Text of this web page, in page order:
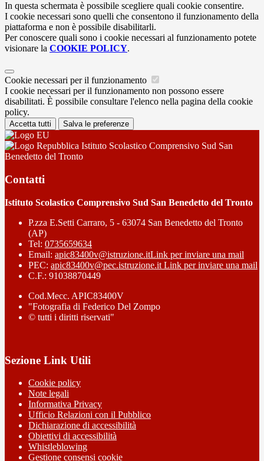
In questa schermata è possibile scegliere quali cookie consentire.
I cookie necessari sono quelli che consentono il funzionamento della
piattaforma e non è possibile disabilitarli.
Per conoscere quali sono i cookie necessari al funzionamento potete
visionare la COOKIE POLICY.
Cookie necessari per il funzionamento
I cookie necessari per il funzionamento non possono essere
disabilitati. È possibile consultare l'elenco nella pagina della cookie
policy.
Accetta tutti Salva le preferenze
Istituto Scolastico Comprensivo Sud San
Benedetto del Tronto
Contatti
Istituto Scolastico Comprensivo Sud San Benedetto del Tronto
P.zza E.Setti Carraro, 5 - 63074 San Benedetto del Tronto
(AP)
Tel: 0735659634
Email: apic83400v@istruzione.itLink per inviare una mail
PEC: apic83400v@pec.istruzione.it Link per inviare una mail
C.F.: 91038870449
Cod.Mecc. APIC83400V
"Fotografia di Federico Del Zompo
© tutti i diritti riservati"
Sezione Link Utili
Cookie policy
Note legali
Informativa Privacy
Ufficio Relazioni con il Pubblico
Dichiarazione di accessibilità
Obiettivi di accessibilità
Whistleblowing
Gestione consensi cookie